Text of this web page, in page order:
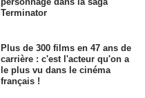
Terminator
Plus de 300 films en 47 ans de
carrière : c'est l'acteur qu'on a
le plus vu dans le cinéma
français !